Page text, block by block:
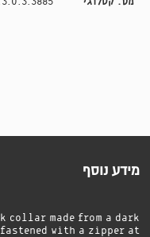
מידע נוסף
collar made from a dark
with a zipper at